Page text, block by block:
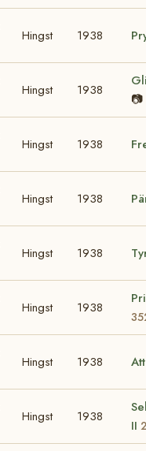
Hingst 1938
Hingst 1938
📷
Hingst 1938
Hingst 1938
Hingst 1938
Hingst 1938
Hingst 1938
Hingst 1938
II